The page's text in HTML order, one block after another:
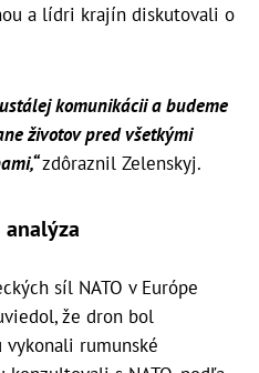
a lídri krajín diskutovali o
komunikácii a budeme
životov pred všetkými
zdôraznil Zelenskyj.
síl NATO v Európe
že dron bol
vykonali rumunské